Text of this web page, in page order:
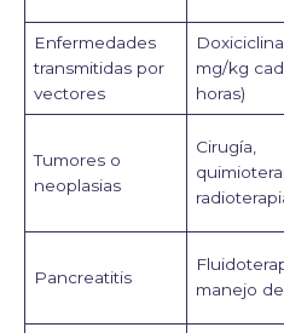
Enfermedades
transmitidas por
vectores
mg/kg
horas)
Tumores o
neoplasias
Cirugía,
Pancreatitis
manejo